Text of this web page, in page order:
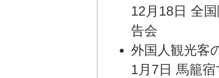
12月18日 全
告会
外国人観光客
1月7日 馬籠